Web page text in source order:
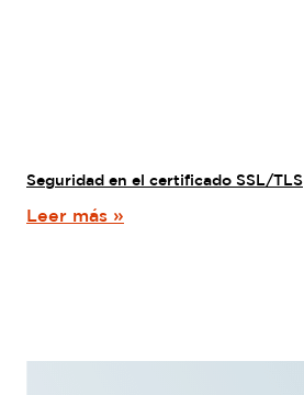
Seguridad en el certificado SSL/TLS
Leer más »